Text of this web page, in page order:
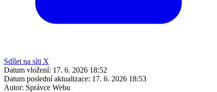
Sdílet na síti X
Datum vložení: 17. 6. 2026 18:52
Datum poslední aktualizace: 17. 6. 2026 18:53
Autor: Správce Webu